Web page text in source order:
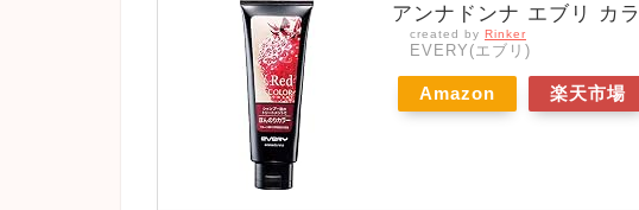
アンナドンナ エブリ カ
created by Rinker
EVERY(エブリ)
Amazon 楽天市場